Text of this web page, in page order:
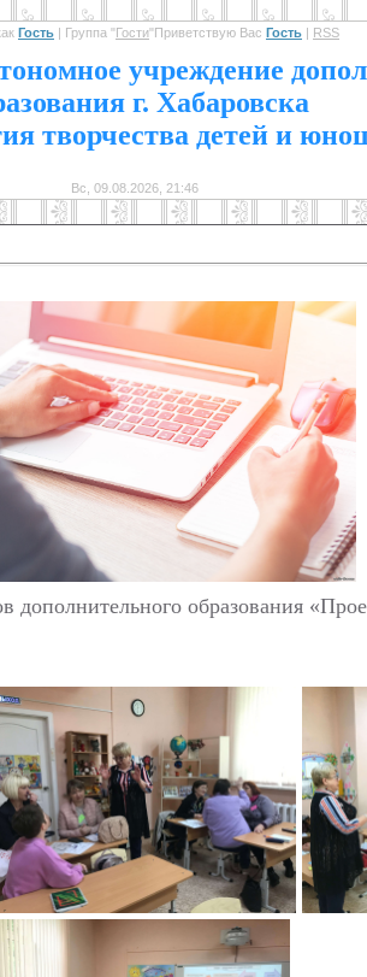
Гость | Группа "Гости"Приветствую Вас Гость | RSS
учреждение
г. Хабаровска
творчества детей и
Вс, 09.08.2026, 21:46
образования